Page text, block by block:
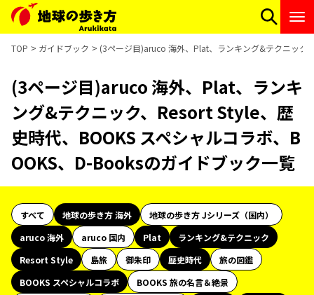
TOP ガイドブック (3ページ目)aruco 海外、Plat、ランキング&テクニック
(3ページ目)aruco 海外、Plat、ランキ
ング&テクニック、Resort Style、歴
史時代、BOOKS スペシャルコラボ、B
OOKS、D-Booksのガイドブック一覧
すべて 地球の歩き方 海外
地球の歩き方 Jシリーズ（国内）
aruco 海外
aruco 国内 Plat
ランキング&テクニック
Resort Style
島旅 御朱印 歴史時代
旅の図鑑
BOOKS スペシャルコラボ
BOOKS 旅の名言＆絶景